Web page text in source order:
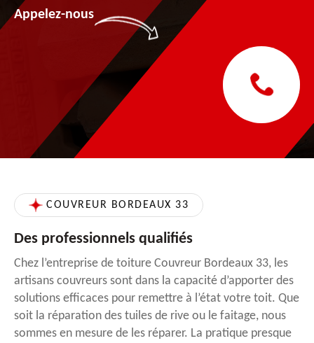
Appelez-nous
COUVREUR BORDEAUX 33
Des professionnels qualifiés
Chez l’entreprise de toiture Couvreur Bordeaux 33, les
artisans couvreurs sont dans la capacité d’apporter des
solutions efficaces pour remettre à l’état votre toit. Que
soit la réparation des tuiles de rive ou le faitage, nous
sommes en mesure de les réparer. La pratique presque